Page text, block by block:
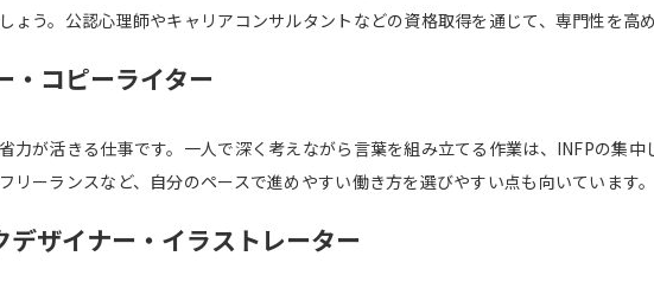
ょう。公認心理師やキャリアコンサルタントなどの資格取得を通じて、専門性を高
・コピーライター
力が活きる仕事です。一人で深く考えながら言葉を組み立てる作業は、INFPの集中
リーランスなど、自分のペースで進めやすい働き方を選びやすい点も向いています。
デザイナー・イラストレーター